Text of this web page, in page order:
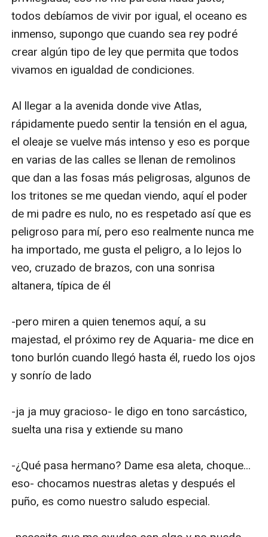
todos debíamos de vivir por igual, el oceano es
inmenso, supongo que cuando sea rey podré
crear algún tipo de ley que permita que todos
vivamos en igualdad de condiciones.
Al llegar a la avenida donde vive Atlas,
rápidamente puedo sentir la tensión en el agua,
el oleaje se vuelve más intenso y eso es porque
en varias de las calles se llenan de remolinos
que dan a las fosas más peligrosas, algunos de
los tritones se me quedan viendo, aquí el poder
de mi padre es nulo, no es respetado así que es
peligroso para mí, pero eso realmente nunca me
ha importado, me gusta el peligro, a lo lejos lo
veo, cruzado de brazos, con una sonrisa
altanera, típica de él
-pero miren a quien tenemos aquí, a su
majestad, el próximo rey de Aquaria- me dice en
tono burlón cuando llegó hasta él, ruedo los ojos
y sonrío de lado
-ja ja muy gracioso- le digo en tono sarcástico,
suelta una risa y extiende su mano
-¿Qué pasa hermano? Dame esa aleta, choque...
eso- chocamos nuestras aletas y después el
puño, es como nuestro saludo especial.